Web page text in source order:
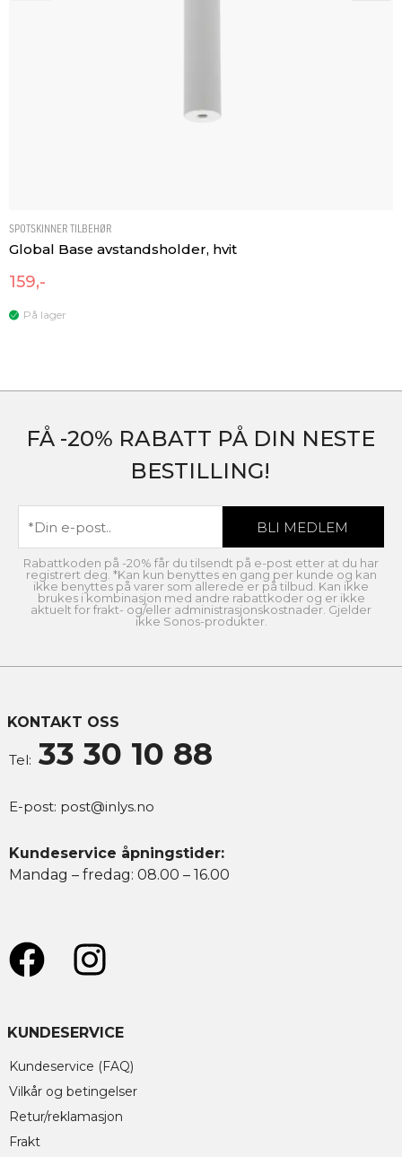
SPOTSKINNER TILBEHØR
Global Base avstandsholder, hvit
159,-
På lager
FÅ -20% RABATT PÅ DIN NESTE
BESTILLING!
Rabattkoden på -20% får du tilsendt på e-post etter at du har
registrert deg. *Kan kun benyttes en gang per kunde og kan
ikke benyttes på varer som allerede er på tilbud. Kan ikke
brukes i kombinasjon med andre rabattkoder og er ikke
aktuelt for frakt- og/eller administrasjonskostnader. Gjelder
ikke Sonos-produkter.
KONTAKT OSS
Tel: 33 30 10 88
E-post: post@inlys.no
Kundeservice åpningstider:
Mandag – fredag: 08.00 – 16.00
KUNDESERVICE
Kundeservice (FAQ)
Vilkår og betingelser
Retur/reklamasjon
Frakt